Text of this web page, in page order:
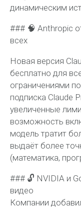
динамическим
### 🧠 Anthropic
всех
Новая версия
бесплатно для
ограничениями
подписка Claude
увеличенные
возможность
модель тратит
выдаёт более
(математика,
### 🔓 NVIDIA и
видео
Компании